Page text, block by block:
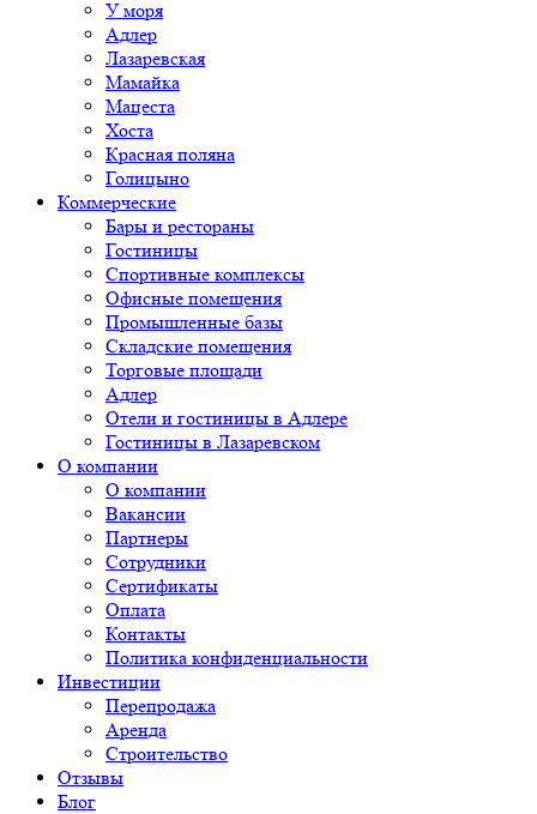
У моря
Адлер
Лазаревская
Мамайка
Мацеста
Хоста
Красная поляна
Голицыно
Коммерческие
Бары и рестораны
Гостиницы
Спортивные комплексы
Офисные помещения
Промышленные базы
Складские помещения
Торговые площади
Адлер
Отели и гостиницы в Адлере
Гостиницы в Лазаревском
О компании
О компании
Вакансии
Партнеры
Сотрудники
Сертификаты
Оплата
Контакты
Политика конфиденциальности
Инвестиции
Перепродажа
Аренда
Строительство
Отзывы
Блог